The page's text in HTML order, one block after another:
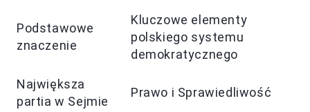
Podstawowe
znaczenie
Kluczowe elementy
polskiego systemu
demokratycznego
Największa
partia w Sejmie
Prawo i Sprawiedliwość